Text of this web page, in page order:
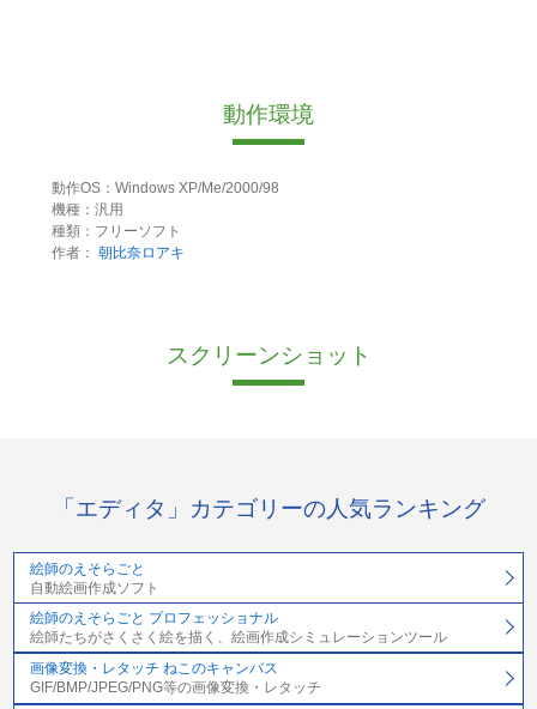
動作環境
動作OS：Windows XP/Me/2000/98
機種：汎用
種類：フリーソフト
作者： 朝比奈ロアキ
スクリーンショット
「エディタ」カテゴリーの人気ランキング
絵師のえそらごと
自動絵画作成ソフト
絵師のえそらごと プロフェッショナル
絵師たちがさくさく絵を描く、絵画作成シミュレーションツール
画像変換・レタッチ ねこのキャンバス
GIF/BMP/JPEG/PNG等の画像変換・レタッチ